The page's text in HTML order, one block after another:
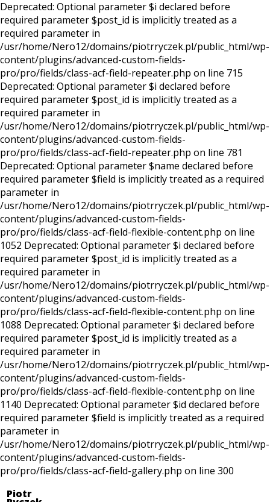
Deprecated: Optional parameter $i declared before
required parameter $post_id is implicitly treated as a
required parameter in
/usr/home/Nero12/domains/piotrryczek.pl/public_html/wp-
content/plugins/advanced-custom-fields-
pro/pro/fields/class-acf-field-repeater.php on line 715
Deprecated: Optional parameter $i declared before
required parameter $post_id is implicitly treated as a
required parameter in
/usr/home/Nero12/domains/piotrryczek.pl/public_html/wp-
content/plugins/advanced-custom-fields-
pro/pro/fields/class-acf-field-repeater.php on line 781
Deprecated: Optional parameter $name declared before
required parameter $field is implicitly treated as a required
parameter in
/usr/home/Nero12/domains/piotrryczek.pl/public_html/wp-
content/plugins/advanced-custom-fields-
pro/pro/fields/class-acf-field-flexible-content.php on line
1052 Deprecated: Optional parameter $i declared before
required parameter $post_id is implicitly treated as a
required parameter in
/usr/home/Nero12/domains/piotrryczek.pl/public_html/wp-
content/plugins/advanced-custom-fields-
pro/pro/fields/class-acf-field-flexible-content.php on line
1088 Deprecated: Optional parameter $i declared before
required parameter $post_id is implicitly treated as a
required parameter in
/usr/home/Nero12/domains/piotrryczek.pl/public_html/wp-
content/plugins/advanced-custom-fields-
pro/pro/fields/class-acf-field-flexible-content.php on line
1140 Deprecated: Optional parameter $id declared before
required parameter $field is implicitly treated as a required
parameter in
/usr/home/Nero12/domains/piotrryczek.pl/public_html/wp-
content/plugins/advanced-custom-fields-
pro/pro/fields/class-acf-field-gallery.php on line 300
Piotr